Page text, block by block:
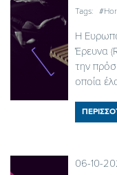
Tags:
Η
Έρευνα
την
οποία
06-10-